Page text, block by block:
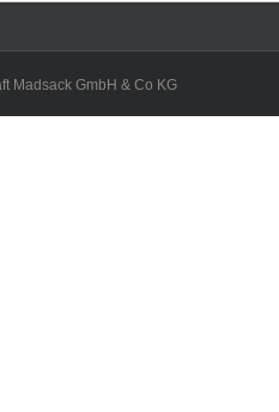
Madsack GmbH & Co KG